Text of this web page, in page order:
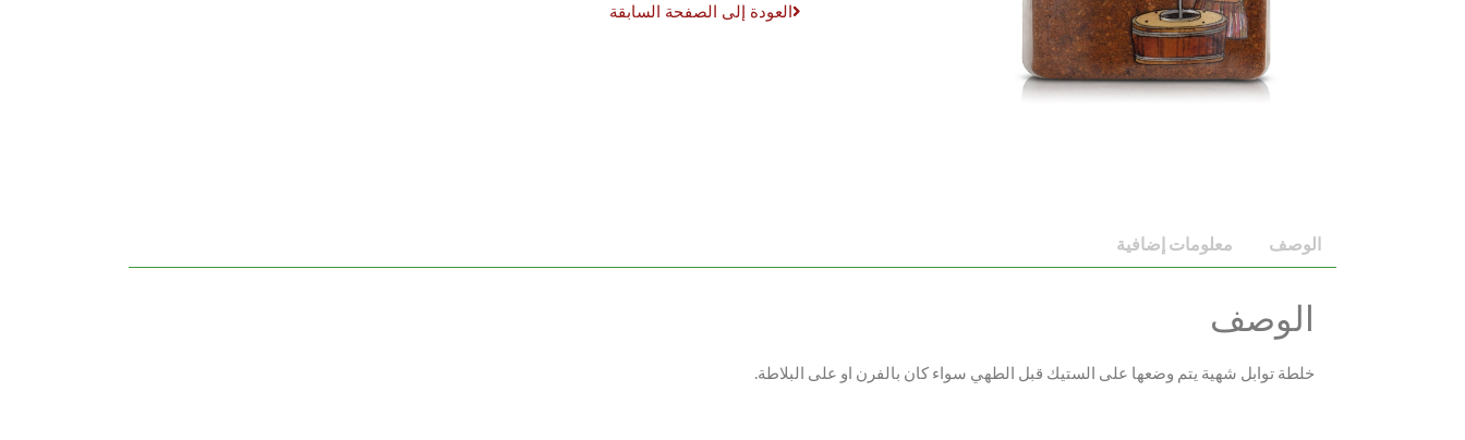
العودة إلى الصفحة السابقة
الوصف معلومات إضافية
الوصف
خلطة توابل شهية يتم وضعها على الستيك قبل الطهي سواء كان بالفرن او على البلاطة.